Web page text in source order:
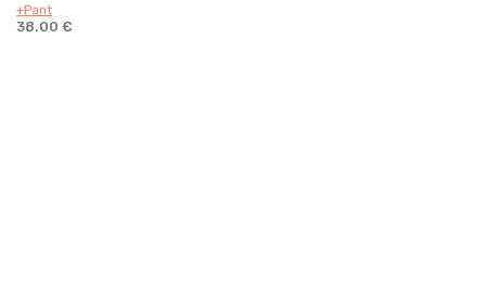
+Pant
38.00 €